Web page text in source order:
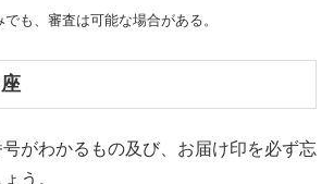
も、審査は可能な場合がある。
がわかるもの及び、お届け印を必ず忘
う。